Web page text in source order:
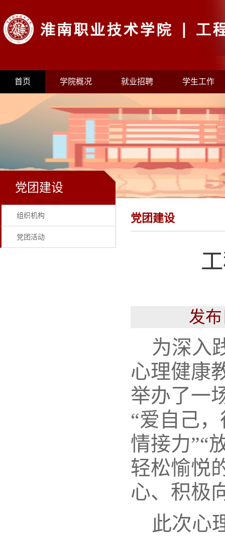
首页 学院概况 就业招聘 学生工作
党团建设
组织机构
党团活动
党团建设
发
为深入
心理健康
举办了一
“爱自己
情接力”“
轻松愉悦
心、积极
此次心